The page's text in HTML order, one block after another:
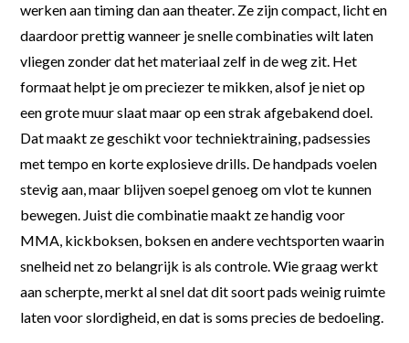
werken aan timing dan aan theater. Ze zijn compact, licht en
daardoor prettig wanneer je snelle combinaties wilt laten
vliegen zonder dat het materiaal zelf in de weg zit. Het
formaat helpt je om preciezer te mikken, alsof je niet op
een grote muur slaat maar op een strak afgebakend doel.
Dat maakt ze geschikt voor techniektraining, padsessies
met tempo en korte explosieve drills. De handpads voelen
stevig aan, maar blijven soepel genoeg om vlot te kunnen
bewegen. Juist die combinatie maakt ze handig voor
MMA, kickboksen, boksen en andere vechtsporten waarin
snelheid net zo belangrijk is als controle. Wie graag werkt
aan scherpte, merkt al snel dat dit soort pads weinig ruimte
laten voor slordigheid, en dat is soms precies de bedoeling.